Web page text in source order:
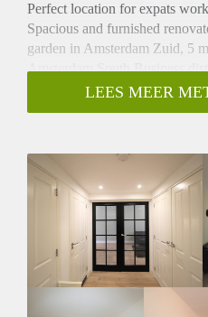
Perfect location for expats
Spacious and furnished
garden in Amsterdam Zuid, 5
Amsterdam South Business
and on walking distance from
- Directly available for
- 80m2
- Large sunny garden
- Fully equipped kitchen
- Bathroom with shower and
- Seperate toilet
- Parkingpermit directly available
- Registration possible
LEES MEER